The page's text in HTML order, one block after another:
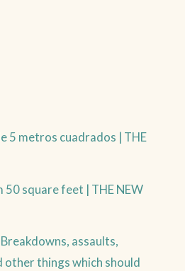
5 metros cuadrados | THE
square feet | THE NEW
assaults,
other things which should